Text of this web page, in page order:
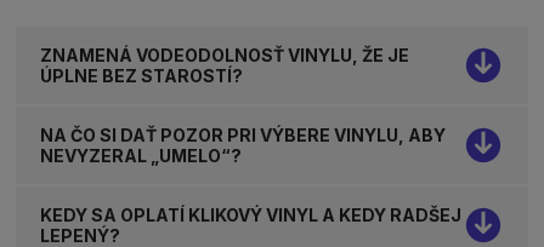
ZNAMENÁ VODEODOLNOSŤ VINYLU, ŽE JE
ÚPLNE BEZ STAROSTÍ?
NA ČO SI DAŤ POZOR PRI VÝBERE VINYLU, ABY
NEVYZERAL „UMELO“?
KEDY SA OPLATÍ KLIKOVÝ VINYL A KEDY RADŠEJ
LEPENÝ?